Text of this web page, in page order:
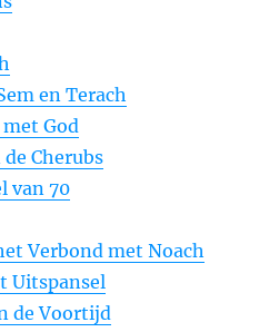
en Terach
God
Cherubs
van 70
Verbond met Noach
Uitspansel
de Voortijd